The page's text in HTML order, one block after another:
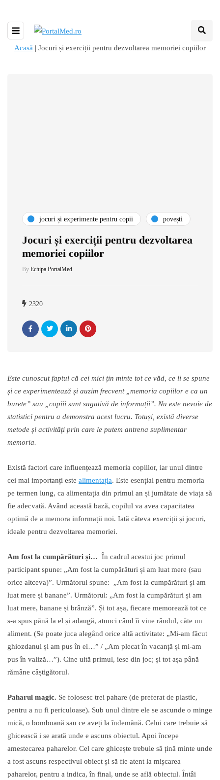
Acasă | Jocuri și exerciții pentru dezvoltarea memoriei copiilor
jocuri și experimente pentru copii povești
Jocuri și exerciții pentru dezvoltarea
memoriei copiilor
By Echipa PortalMed
2320
Este cunoscutfaptul că cei mici țin minte tot ce văd, ce li se spune
și ce experimentează și auzim frecvent memoria copiilor e ca un
burete” sau copiii sunt sugativă de informații”. Nu este nevoie de
statistici pentru a demonstra acest lucru. Totuși, există diverse
metode și activități prin care le putem antrena suplimentar
memoria.
Există factori care influențează memoria copiilor, iar unul dintre
cei mai importanți este alimentația. Este esențial pentru memoria
pe termen lung, ca alimentația din primul an și jumătate de viața să
fie adecvată. Având această bază, copilul va avea capacitatea
optimă de a memora informații noi. Iată câteva exerciții și jocuri,
ideale pentru dezvoltarea memoriei.
Am fost la cumpărături și… În cadrul acestui joc primul
participant spune: „Am fost la cumpărături și am luat mere (sau
orice altceva)”. Următorul spune: „Am fost la cumpărături și am
luat mere și banane”. Următorul: „Am fost la cumpărături și am
luat mere, banane și brânză”. Și tot așa, fiecare memorează tot ce
s-a spus până la el și adaugă, atunci când îi vine rândul, câte un
aliment. (Se poate juca alegând orice altă activitate: „Mi-am făcut
ghiozdanul și am pus în el…” / „Am plecat în vacanță și mi-am
pus în valiză…”). Cine uită primul, iese din joc; și tot așa până
rămâne câștigătorul.
Paharul magic. Se folosesc trei pahare (de preferat de plastic,
pentru a nu fi periculoase). Sub unul dintre ele se ascunde o minge
mică, o bomboană sau ce aveți la îndemână. Celui care trebuie să
ghicească i se arată unde e ascuns obiectul. Apoi începe
amestecarea paharelor. Cel care ghicește trebuie să țină minte unde
a fost ascuns respectivul obiect și să fie atent la mișcarea
paharelor, pentru a indica, în final, unde se află obiectul. Întâi